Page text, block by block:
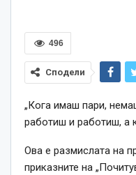
496
Сподели
„Кога имаш пари,
работиш и работиш, а
Ова е размислата на
приказните на